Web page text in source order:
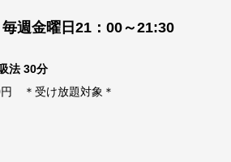
週金曜日21：00～21:30
法 30分
＊受け放題対象＊